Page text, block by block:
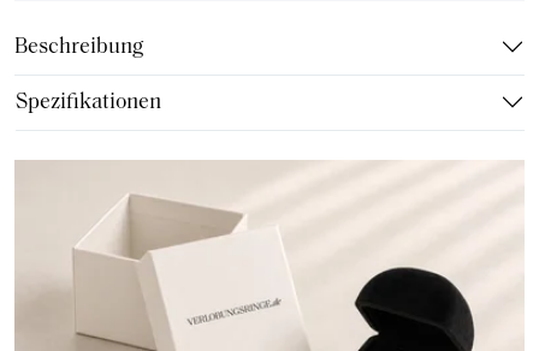
Beschreibung
Spezifikationen